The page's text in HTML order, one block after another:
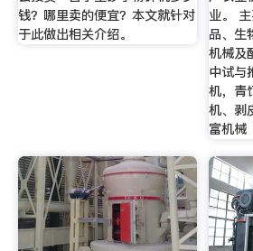
钱？哪里卖的便宜？本文就针对
于此做出相关介绍。
业。
品、生
机械及
中试与
机，青
机、剥
富机械